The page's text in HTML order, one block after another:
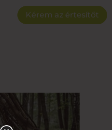
Kérem az értesítőt